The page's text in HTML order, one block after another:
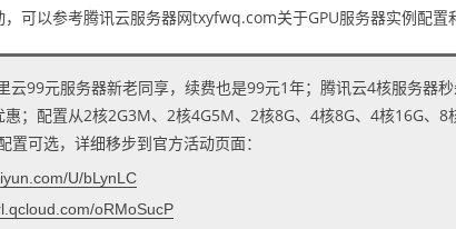
可以参考腾讯云服务器网txyfwq.com关于GPU服务器实例配置
云99元服务器新老同享，续费也是99元1年；腾讯云4核服务器
；配置从2核2G3M、2核4G5M、2核8G、4核8G、4核16G、8
置可选，详细移步到官方活动页面：
U/bLynLC
oRMoSucP